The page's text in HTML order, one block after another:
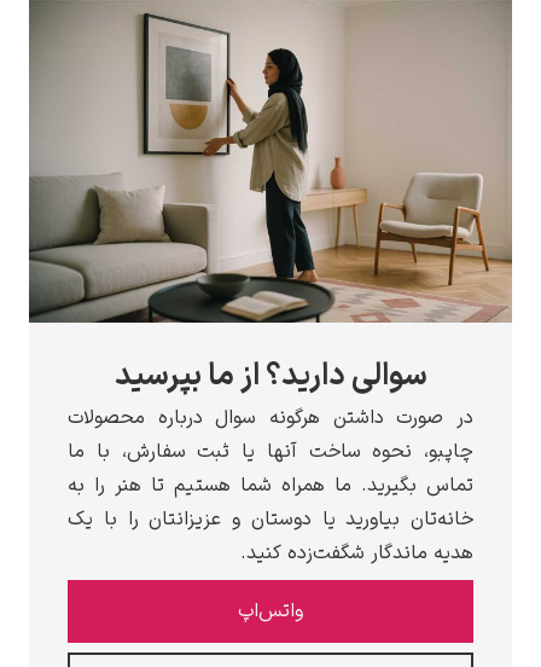
سوالی دارید؟ از ما بپرسید
در صورت داشتن هرگونه سوال درباره محصولات
چاپبو، نحوه ساخت آنها یا ثبت سفارش، با ما
تماس بگیرید. ما همراه شما هستیم تا هنر را به
خانه‌تان بیاورید یا دوستان و عزیزانتان را با یک
هدیه ماندگار شگفت‌زده کنید.
واتس‌اپ